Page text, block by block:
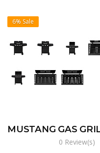
6% Sale
MUSTANG GAS
0 Review(s)